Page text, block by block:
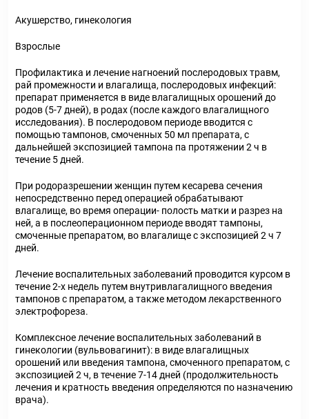
Акушерство, гинекология
Взрослые
Профилактика и лечение нагноений послеродовых травм,
рай промежности и влагалища, послеродовых инфекций:
препарат применяется в виде влагалищных орошений до
родов (5-7 дней), в родах (после каждого влагалищного
исследования). В послеродовом периоде вводится с
помощью тампонов, смоченных 50 мл препарата, с
дальнейшей экспозицией тампона па протяжении 2 ч в
течение 5 дней.
При родоразрешении женщин путем кесарева сечения
непосредственно перед операцией обрабатывают
влагалище, во время операции- полость матки и разрез на
ней, а в послеоперационном периоде вводят тампоны,
смоченные препаратом, во влагалище с экспозицией 2 ч 7
дней.
Лечение воспалительных заболеваний проводится курсом в
течение 2-х недель путем внутривлагалищного введения
тампонов с препаратом, а также методом лекарственного
электрофореза.
Комплексное лечение воспалительных заболеваний в
гинекологии (вульвовагинит): в виде влагалищных
орошений или введения тампона, смоченного препаратом, с
экспозицией 2 ч, в течение 7-14 дней (продолжительность
лечения и кратность введения определяются по назначению
врача).